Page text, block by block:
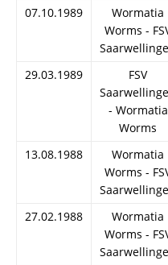
07.10.1989
Wormatia
Worms -
29.03.1989
FSV
- Wormatia
Worms
13.08.1988
Wormatia
Worms -
27.02.1988
Wormatia
Worms -